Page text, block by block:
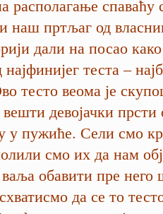
располагање спаваћу
наш пртљаг од
дали на посао
теста –
тесто веома је
девојачки прсти
у пужиће. Сели смо
смо их да нам
ваља обавити пре него
да се то